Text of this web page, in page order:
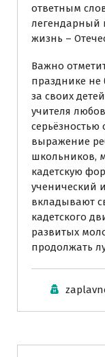
ответным
легендарный
жизнь –
Важно
празднике не
за своих
учителя
серьёзностью
выражение
школьников,
кадетскую
ученический
вкладывают
кадетского
развитых
продолжать